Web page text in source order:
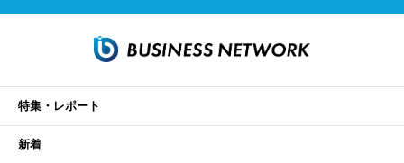
特集・レポート
新着